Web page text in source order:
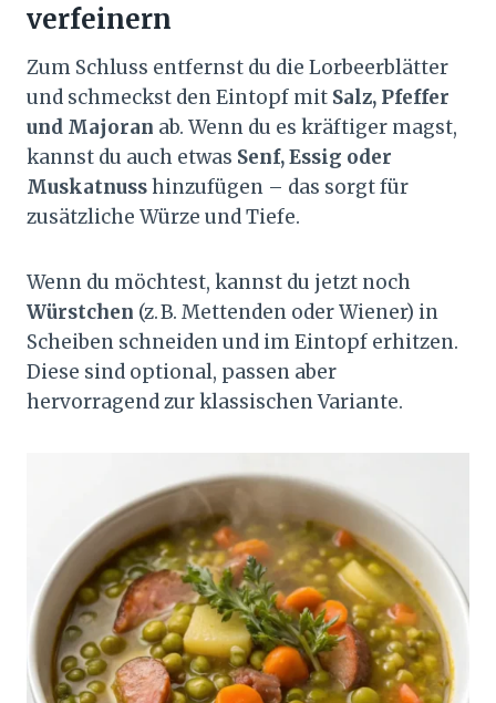
verfeinern
Zum Schluss entfernst du die Lorbeerblätter
und schmeckst den Eintopf mit Salz, Pfeffer
und Majoran ab. Wenn du es kräftiger magst,
kannst du auch etwas Senf, Essig oder
Muskatnusshinzufügen – das sorgt für
zusätzliche Würze und Tiefe.
Wenn du möchtest, kannst du jetzt noch
Würstchen (z. B. Mettenden oder Wiener) in
Scheiben schneiden und im Eintopf erhitzen.
Diese sind optional, passen aber
hervorragend zur klassischen Variante.